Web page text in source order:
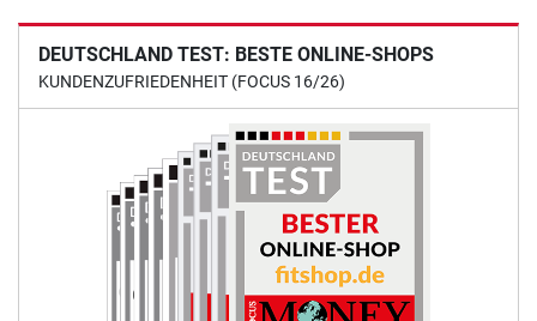
DEUTSCHLAND TEST: BESTE ONLINE-SHOPS
KUNDENZUFRIEDENHEIT (FOCUS 16/26)